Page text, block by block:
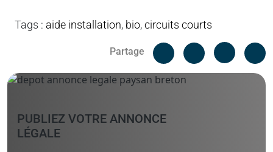
Tags : aide installation, bio,circuits courts
Partage
Facebook
Linked
PUBLIEZ VOTRE ANNONCE
LÉGALE